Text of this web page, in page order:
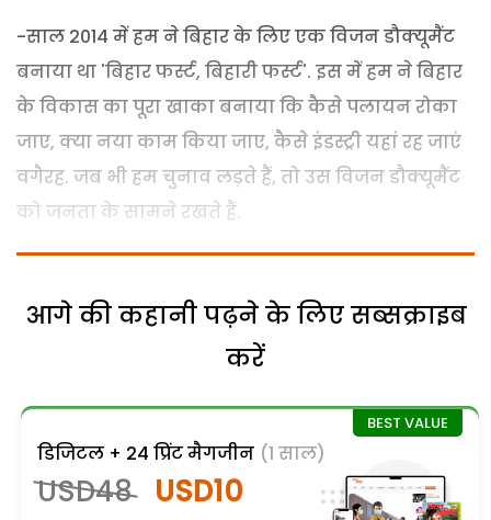
-साल 2014 में हम ने बिहार के लिए एक विजन डौक्यूमैंट
बनाया था 'बिहार फर्स्ट, बिहारी फर्स्ट'. इस में हम ने बिहार
के विकास का पूरा खाका बनाया कि कैसे पलायन रोका
जाए, क्या नया काम किया जाए, कैसे इंडस्ट्री यहां रह जाएं
वगैरह. जब भी हम चुनाव लड़ते हैं, तो उस विजन डौक्यूमैंट
को जनता के सामने रखते हैं.
आगे की कहानी पढ़ने के लिए सब्सक्राइब
करें
डिजिटल + 24 प्रिंट मैगजीन (1 साल)
USD48 USD10